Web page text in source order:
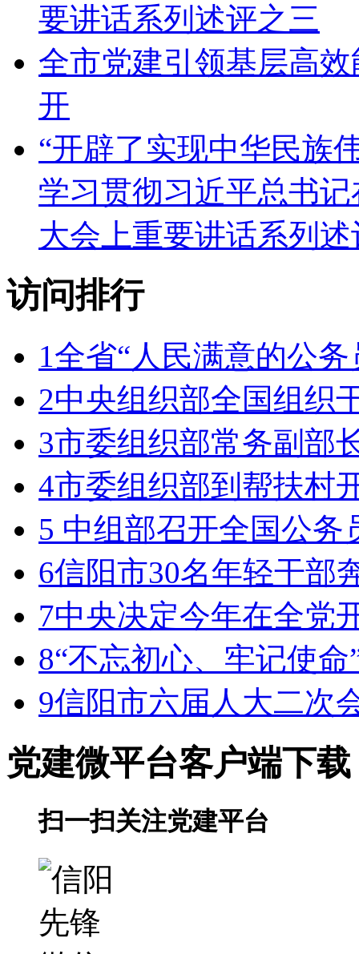
要讲话系列述评之三
全市党建引领基层高
开
“开辟了实现中华民
学习贯彻习近平总书
大会上重要讲话系列
访问排行
1全省“人民满意的公
2中央组织部全国组织
3市委组织部常务副部
4市委组织部到帮扶村
5 中组部召开全国公务
6信阳市30名年轻干部
7中央决定今年在全党
8“不忘初心、牢记使
9信阳市六届人大二次
党建微平台客户端下载
扫一扫关注党建平台